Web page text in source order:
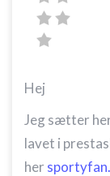
Hej
Jeg sætter
lavet i
her